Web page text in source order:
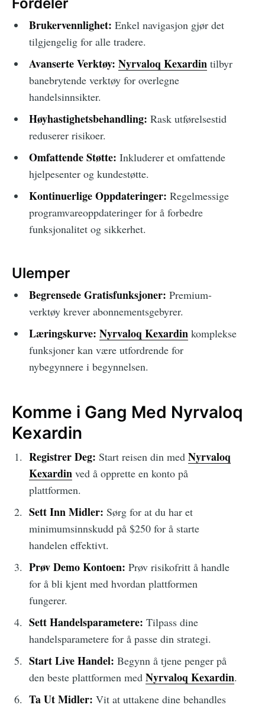
Brukervennlighet: Enkel navigasjon gjør det
tilgjengelig for alle tradere.
Avanserte Verktøy: Nyrvaloq Kexardintilbyr
banebrytende verktøy for overlegne
handelsinnsikter.
Høyhastighetsbehandling: Rask utførelsestid
reduserer risikoer.
Omfattende Støtte: Inkluderer et omfattende
hjelpesenter og kundestøtte.
Kontinuerlige Oppdateringer: Regelmessige
programvareoppdateringer for å forbedre
funksjonalitet og sikkerhet.
Ulemper
Begrensede Gratisfunksjoner: Premium-
verktøy krever abonnementsgebyrer.
Læringskurve: Nyrvaloq Kexardin komplekse
funksjoner kan være utfordrende for
nybegynnere i begynnelsen.
Komme i Gang Med Nyrvaloq
Kexardin
Registrer Deg: Start reisen din med Nyrvaloq
Kexardinved å opprette en konto på
plattformen.
Sett Inn Midler: Sørg for at du har et
minimumsinnskudd på $250 for å starte
handelen effektivt.
Prøv Demo Kontoen: Prøv risikofritt å handle
for å bli kjent med hvordan plattformen
fungerer.
Sett Handelsparametere: Tilpass dine
handelsparametere for å passe din strategi.
Start Live Handel: Begynn å tjene penger på
den beste plattformen med Nyrvaloq Kexardin.
Ta Ut Midler: Vit at uttakene dine behandles